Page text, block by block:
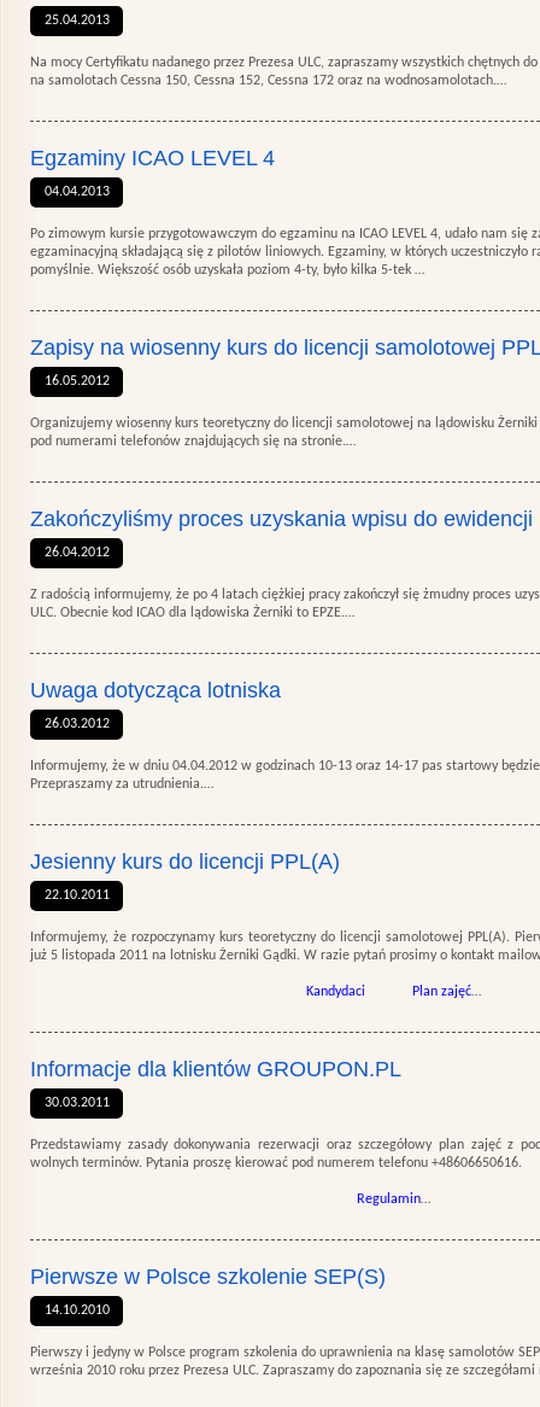
25.04.2013
Na mocy Certyfikatu nadanego przez Prezesa ULC, zapraszamy wszystkich chętnych
na samolotach Cessna 150, Cessna 152, Cessna 172 oraz na wodnosamolotach.…
Egzaminy ICAO LEVEL 4
04.04.2013
Po zimowym kursie przygotowawczym do egzaminu na ICAO LEVEL 4, udało nam się
egzaminacyjną składającą się z pilotów liniowych. Egzaminy, w których uczestniczyło
pomyślnie. Większość osób uzyskała poziom 4-ty, było kilka 5-tek …
Zapisy na wiosenny kurs do licencji samolotowej
16.05.2012
Organizujemy wiosenny kurs teoretyczny do licencji samolotowej na lądowisku
pod numerami telefonów znajdujących się na stronie.…
Zakończyliśmy proces uzyskania wpisu do ewidencji
26.04.2012
Z radością informujemy, że po 4 latach ciężkiej pracy zakończył się żmudny proces
ULC. Obecnie kod ICAO dla lądowiska Żerniki to EPZE.…
Uwaga dotycząca lotniska
26.03.2012
Informujemy, że w dniu 04.04.2012 w godzinach 10-13 oraz 14-17 pas startowy
Przepraszamy za utrudnienia.…
Jesienny kurs do licencji PPL(A)
22.10.2011
Informujemy, że rozpoczynamy kurs teoretyczny do licencji samolotowej PPL(A).
już 5 listopada 2011 na lotnisku Żerniki Gądki. W razie pytań prosimy o kontakt
Kandydaci Plan zajęć…
Informacje dla klientów GROUPON.PL
30.03.2011
Przedstawiamy zasady dokonywania rezerwacji oraz szczegółowy plan zajęć z
wolnych terminów. Pytania proszę kierować pod numerem telefonu +48606650616.
Regulamin…
Pierwsze w Polsce szkolenie SEP(S)
14.10.2010
Pierwszy i jedyny w Polsce program szkolenia do uprawnienia na klasę samolotów
września 2010 roku przez Prezesa ULC. Zapraszamy do zapoznania się ze